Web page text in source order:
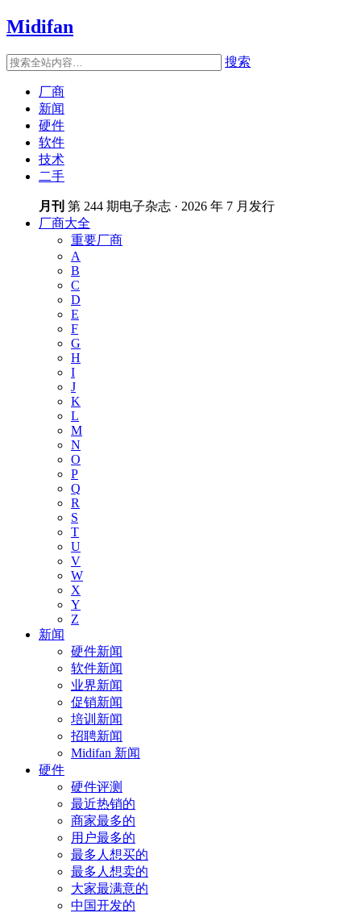
Midifan
搜索
厂商
新闻
硬件
软件
技术
二手
月刊 第 244 期电子杂志 · 2026 年 7 月发行
厂商大全
重要厂商
A
B
C
D
E
F
G
H
I
J
K
L
M
N
O
P
Q
R
S
T
U
V
W
X
Y
Z
新闻
硬件新闻
软件新闻
业界新闻
促销新闻
培训新闻
招聘新闻
Midifan 新闻
硬件
硬件评测
最近热销的
商家最多的
用户最多的
最多人想买的
最多人想卖的
大家最满意的
中国开发的